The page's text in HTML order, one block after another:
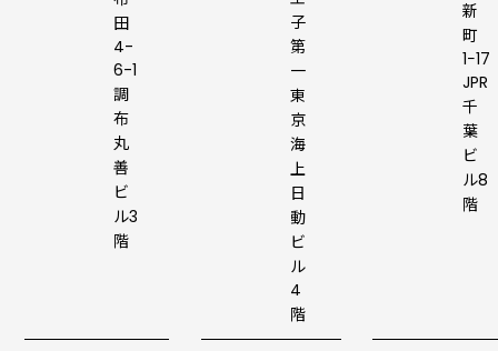
田
4-
6-1
調
布
丸
善
ビ
ル3
階
子
第
一
東
京
海
上
日
動
ビ
ル
4
階
新
町
1−17
JPR
千
葉
ビ
ル8
階